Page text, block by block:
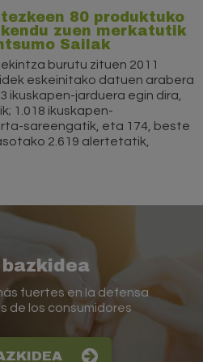
80 produktuko
zuen merkatutik
Sailak
burutu zituen 2011
eskeinitako datuen arabera
ikuskapen-jarduera egin dira,
1.018 ikuskapen-
sareengatik, eta 174, beste
2.619 alertetatik,
fuertes en la defensa
de los consumidores